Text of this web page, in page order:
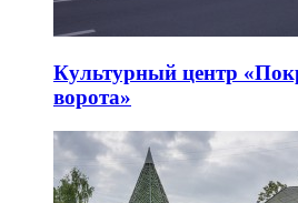
Культурный центр
ворота»